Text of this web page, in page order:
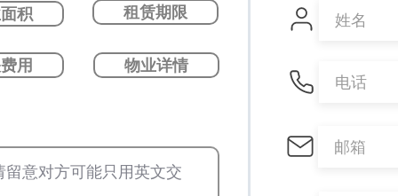
积 租赁期限
用 物业详情